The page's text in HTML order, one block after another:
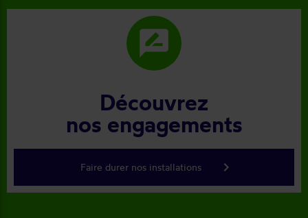
rate_review
Découvrez
nos engagements
Faire durer nos installations keyboard_arrow_right